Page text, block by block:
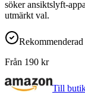
söker ansiktslyft-
utmärkt val.
Från 190 kr
Till